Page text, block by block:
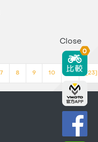
7 8 9 10 >> [23]
Close
0